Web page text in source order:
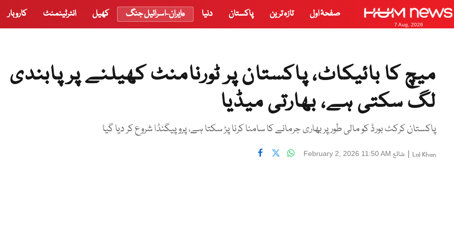
7 Aug, 2026
صفحۂ اول تازہ ترین پاکستان دنیا ایران-اسرائیل جنگ کھیل انٹرٹینمنٹ کاروبار
میچ کا بائیکاٹ، پاکستان پر ٹورنامنٹ کھیلنے پر پابندی
لگ سکتی ہے، بھارتی میڈیا
پاکستان کرکٹ بورڈ کو مالی طور پر بھاری جرمانے کا سامنا کرنا پڑ سکتا ہے، پروپیگنڈا شروع کر دیا گیا
Lal Khan
| شائع February 2, 2026 11:50 AM